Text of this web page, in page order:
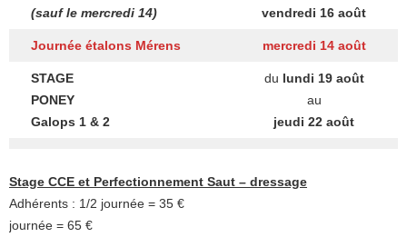
(sauf le mercredi 14)
vendredi 16 août
Journée étalons Mérens mercredi 14 août
STAGE
PONEY
Galops 1 & 2
du lundi 19 août
au
jeudi 22 août
Stage CCE et Perfectionnement Saut – dressage
Adhérents : 1/2 journée = 35 €
journée = 65 €